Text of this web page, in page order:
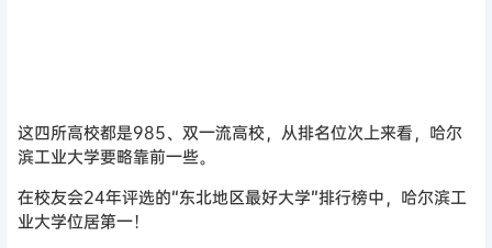
这四所高校都是985、双一流高校，从排名位次上来看，哈尔
滨工业大学要略靠前一些。
在校友会24年评选的“东北地区最好大学”排行榜中，哈尔滨工
业大学位居第一！